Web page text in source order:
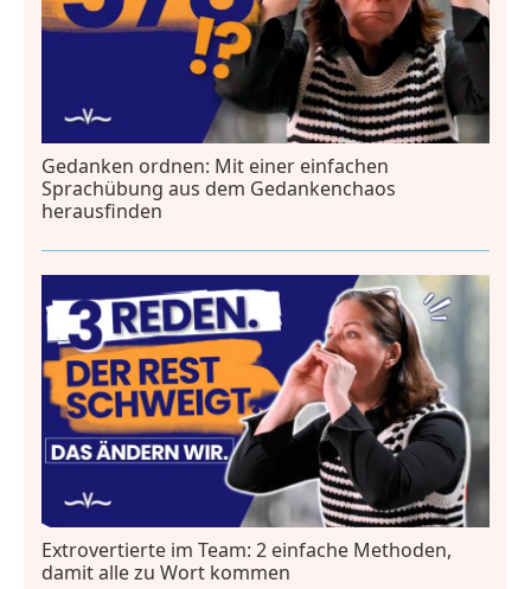
Gedanken ordnen: Mit einer einfachen
Sprachübung aus dem Gedankenchaos
herausfinden
Extrovertierte im Team: 2 einfache Methoden,
damit alle zu Wort kommen